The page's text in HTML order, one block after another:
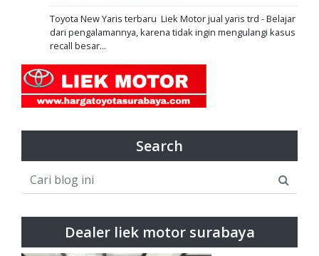
Toyota New Yaris terbaru Liek Motor jual yaris trd - Belajar
dari pengalamannya, karena tidak ingin mengulangi kasus
recall besar...
Search
Dealer liek motor surabaya